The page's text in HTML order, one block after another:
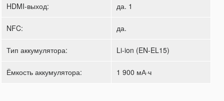
HDMI-выход: да. 1
NFC: да.
Тип аккумулятора: Li-ion (EN-EL15)
Ёмкость аккумулятора: 1 900 мА·ч